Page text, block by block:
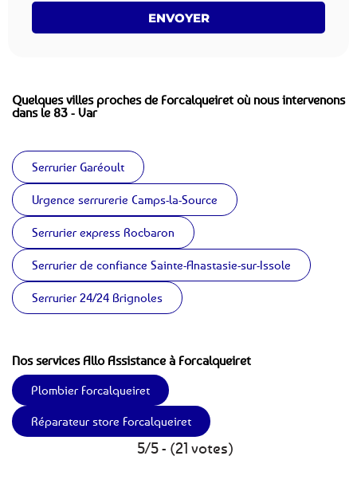
ENVOYER
Quelques villes proches de Forcalqueiret où nous intervenons
dans le 83 - Var
Serrurier Garéoult
Urgence serrurerie Camps-la-Source
Serrurier express Rocbaron
Serrurier de confiance Sainte-Anastasie-sur-Issole
Serrurier 24/24 Brignoles
Nos services Allo Assistance à Forcalqueiret
Plombier Forcalqueiret
Réparateur store Forcalqueiret
5/5 - (21 votes)